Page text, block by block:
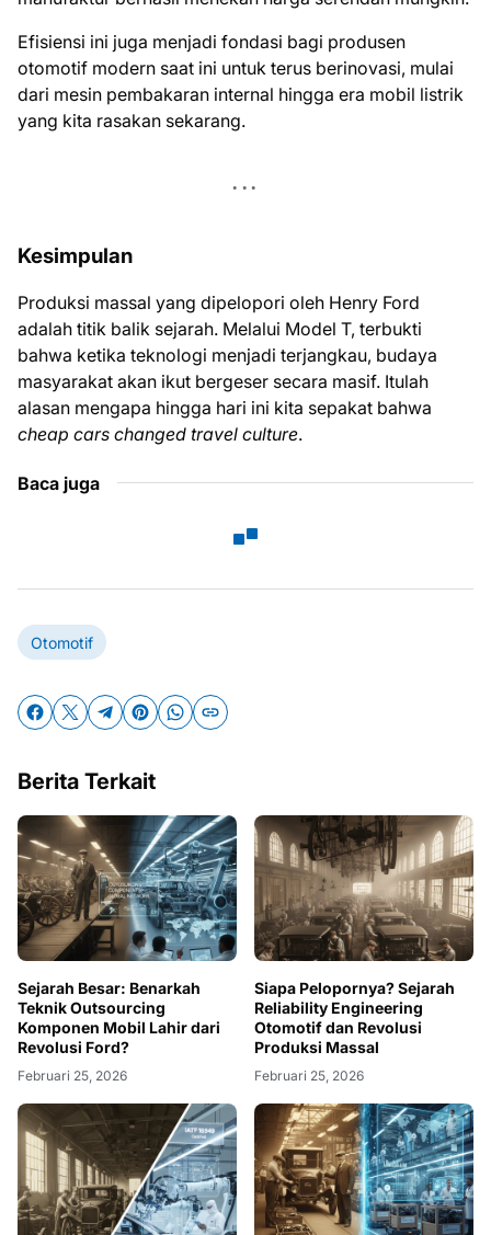
Efisiensi ini juga menjadi fondasi bagi produsen
otomotif modern saat ini untuk terus berinovasi, mulai
dari mesin pembakaran internal hingga era mobil listrik
yang kita rasakan sekarang.
Kesimpulan
Produksi massal yang dipelopori oleh Henry Ford
adalah titik balik sejarah. Melalui Model T, terbukti
bahwa ketika teknologi menjadi terjangkau, budaya
masyarakat akan ikut bergeser secara masif. Itulah
alasan mengapa hingga hari ini kita sepakat bahwa
cheap cars changed travel culture.
Baca juga
Otomotif
Berita Terkait
Sejarah Besar: Benarkah
Teknik Outsourcing
Komponen Mobil Lahir dari
Revolusi Ford?
Februari 25, 2026
Siapa Pelopornya? Sejarah
Reliability Engineering
Otomotif dan Revolusi
Produksi Massal
Februari 25, 2026